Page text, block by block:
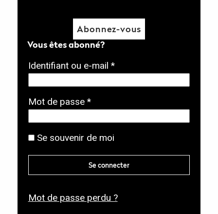
Abonnez-vous
Vous êtes abonné?
Identifiant ou e-mail *O
i
g
t
o
r
Mot de passe *O
g
a
o
Se souvenir de moi
Se connecter
Mot de passe perdu ?